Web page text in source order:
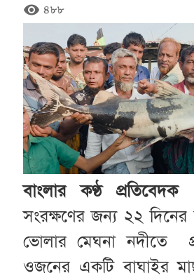
remove_red_eye ৪৮৮
বাংলার কণ্ঠ প্রতিবেদক
সংরক্ষণের জন্য ২২ দিনের
ভোলার মেঘনা নদীতে
ওজনের একটি বাঘাইর